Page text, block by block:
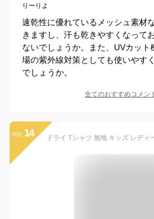
りーりよ
速乾性に優れているメッシュ素材
きますし、汗も乾きやすくなって
ないでしょうか。また、UVカッ
場の紫外線対策としても使いやす
でしょうか。
全てのおすすめコメン
no. 14